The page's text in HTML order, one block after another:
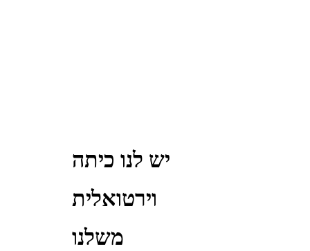
יש לנו כיתה
וירטואלית
משלנו